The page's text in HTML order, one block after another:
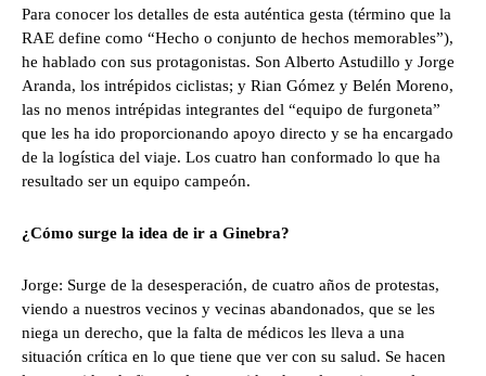
Para conocer los detalles de esta auténtica gesta (término que la
RAE define como “Hecho o conjunto de hechos memorables”),
he hablado con sus protagonistas. Son Alberto Astudillo y Jorge
Aranda, los intrépidos ciclistas; y Rian Gómez y Belén Moreno,
las no menos intrépidas integrantes del “equipo de furgoneta”
que les ha ido proporcionando apoyo directo y se ha encargado
de la logística del viaje. Los cuatro han conformado lo que ha
resultado ser un equipo campeón.
¿Cómo surge la idea de ir a Ginebra?
Jorge: Surge de la desesperación, de cuatro años de protestas,
viendo a nuestros vecinos y vecinas abandonados, que se les
niega un derecho, que la falta de médicos les lleva a una
situación crítica en lo que tiene que ver con su salud. Se hacen